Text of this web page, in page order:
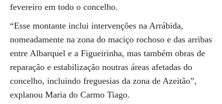
fevereiro em todo o concelho.
“Esse montante inclui intervenções na Arrábida,
nomeadamente na zona do maciço rochoso e das arribas
entre Albarquel e a Figueirinha, mas também obras de
reparação e estabilização noutras áreas afetadas do
concelho, incluindo freguesias da zona de Azeitão”,
explanou Maria do Carmo Tiago.